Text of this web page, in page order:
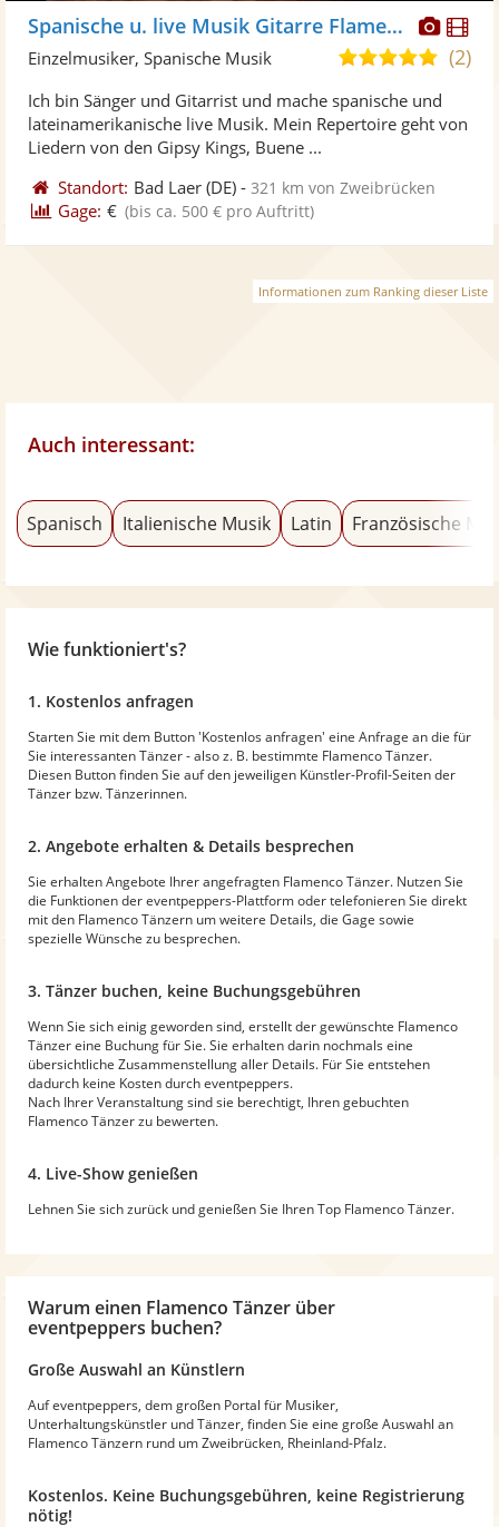
Spanische u. live Musik Gitarre Flamenco
4,8
5
(2)
Einzelmusiker, Spanische Musik
Ich bin Sänger und Gitarrist und mache spanische und
lateinamerikanische live Musik. Mein Repertoire geht von
Liedern von den Gipsy Kings, Buene ...
Standort: Bad Laer (DE) -321 km von Zweibrücken
Gage: € (bis ca. 500 € pro Auftritt)
Informationen zum Ranking dieser Liste
Auch interessant:
Spanisch Italienische Musik Latin Französische
Wie funktioniert's?
1. Kostenlos anfragen
Starten Sie mit dem Button 'Kostenlos anfragen' eine Anfrage an die für
Sie interessanten Tänzer - also z. B. bestimmte Flamenco Tänzer.
Diesen Button finden Sie auf den jeweiligen Künstler-Profil-Seiten der
Tänzer bzw. Tänzerinnen.
2. Angebote erhalten & Details besprechen
Sie erhalten Angebote Ihrer angefragten Flamenco Tänzer. Nutzen Sie
die Funktionen der eventpeppers-Plattform oder telefonieren Sie direkt
mit den Flamenco Tänzern um weitere Details, die Gage sowie
spezielle Wünsche zu besprechen.
3. Tänzer buchen, keine Buchungsgebühren
Wenn Sie sich einig geworden sind, erstellt der gewünschte Flamenco
Tänzer eine Buchung für Sie. Sie erhalten darin nochmals eine
übersichtliche Zusammenstellung aller Details. Für Sie entstehen
dadurch keine Kosten durch eventpeppers.
Nach Ihrer Veranstaltung sind sie berechtigt, Ihren gebuchten
Flamenco Tänzer zu bewerten.
4. Live-Show genießen
Lehnen Sie sich zurück und genießen Sie Ihren Top Flamenco Tänzer.
Warum einen Flamenco Tänzer über
eventpeppers buchen?
Große Auswahl an Künstlern
Auf eventpeppers, dem großen Portal für Musiker,
Unterhaltungskünstler und Tänzer, finden Sie eine große Auswahl an
Flamenco Tänzern rund um Zweibrücken, Rheinland-Pfalz.
Kostenlos. Keine Buchungsgebühren, keine Registrierung
nötig!